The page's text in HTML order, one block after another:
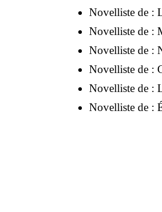
Novelliste de :
Novelliste de :
Novelliste de :
Novelliste de :
Novelliste de :
Novelliste de :